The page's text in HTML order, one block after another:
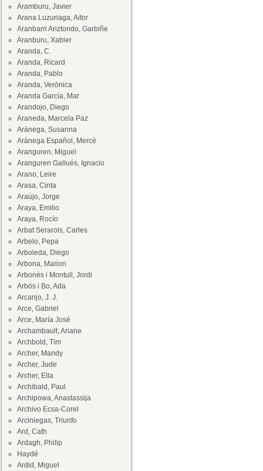
Aramburu, Javier
Arana Luzuriaga, Aitor
Aranbarri Ariztondo, Garbiñe
Aranburu, Xabier
Aranda, C.
Aranda, Ricard
Aranda, Pablo
Aranda, Verònica
Aranda García, Mar
Arandojo, Diego
Araneda, Marcela Paz
Arànega, Susanna
Arànega Español, Mercè
Aranguren, Miguel
Aranguren Gallués, Ignacio
Arano, Leire
Arasa, Cinta
Araújo, Jorge
Araya, Emilio
Araya, Rocío
Arbat Serarols, Carles
Arbelo, Pepa
Arboleda, Diego
Arbona, Marion
Arbonès i Montull, Jordi
Arbós i Bo, Ada
Arcanjo, J. J.
Arce, Gabriel
Arce, María José
Archambault, Ariane
Archbold, Tim
Archer, Mandy
Archer, Jude
Archer, Ella
Archibald, Paul
Archipowa, Anastassija
Archivo Ecsa-Corel
Arciniegas, Triunfo
Ard, Cath
Ardagh, Philip
Haydé
Ardid, Miguel